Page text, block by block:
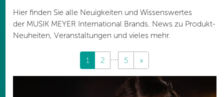
Hier finden Sie alle Neuigkeiten und Wissenswertes
der MUSIK MEYER International Brands. News zu Produkt-
Neuheiten, Veranstaltungen und vieles mehr.
1 2 5 »